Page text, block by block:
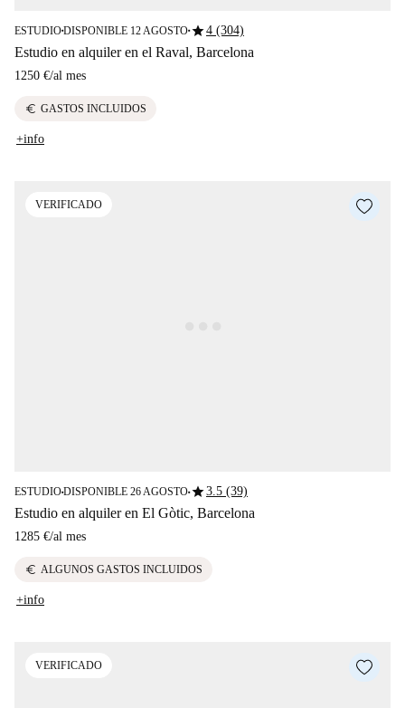
ESTUDIO■DISPONIBLE 12 AGOSTO■star4 (304)
Estudio en alquiler en el Raval, Barcelona
1250 €/al mes
euro GASTOS INCLUIDOS
+info
VERIFICADO
ESTUDIO■DISPONIBLE 26 AGOSTO■star3.5 (39)
Estudio en alquiler en El Gòtic, Barcelona
1285 €/al mes
euro ALGUNOS GASTOS INCLUIDOS
+info
VERIFICADO